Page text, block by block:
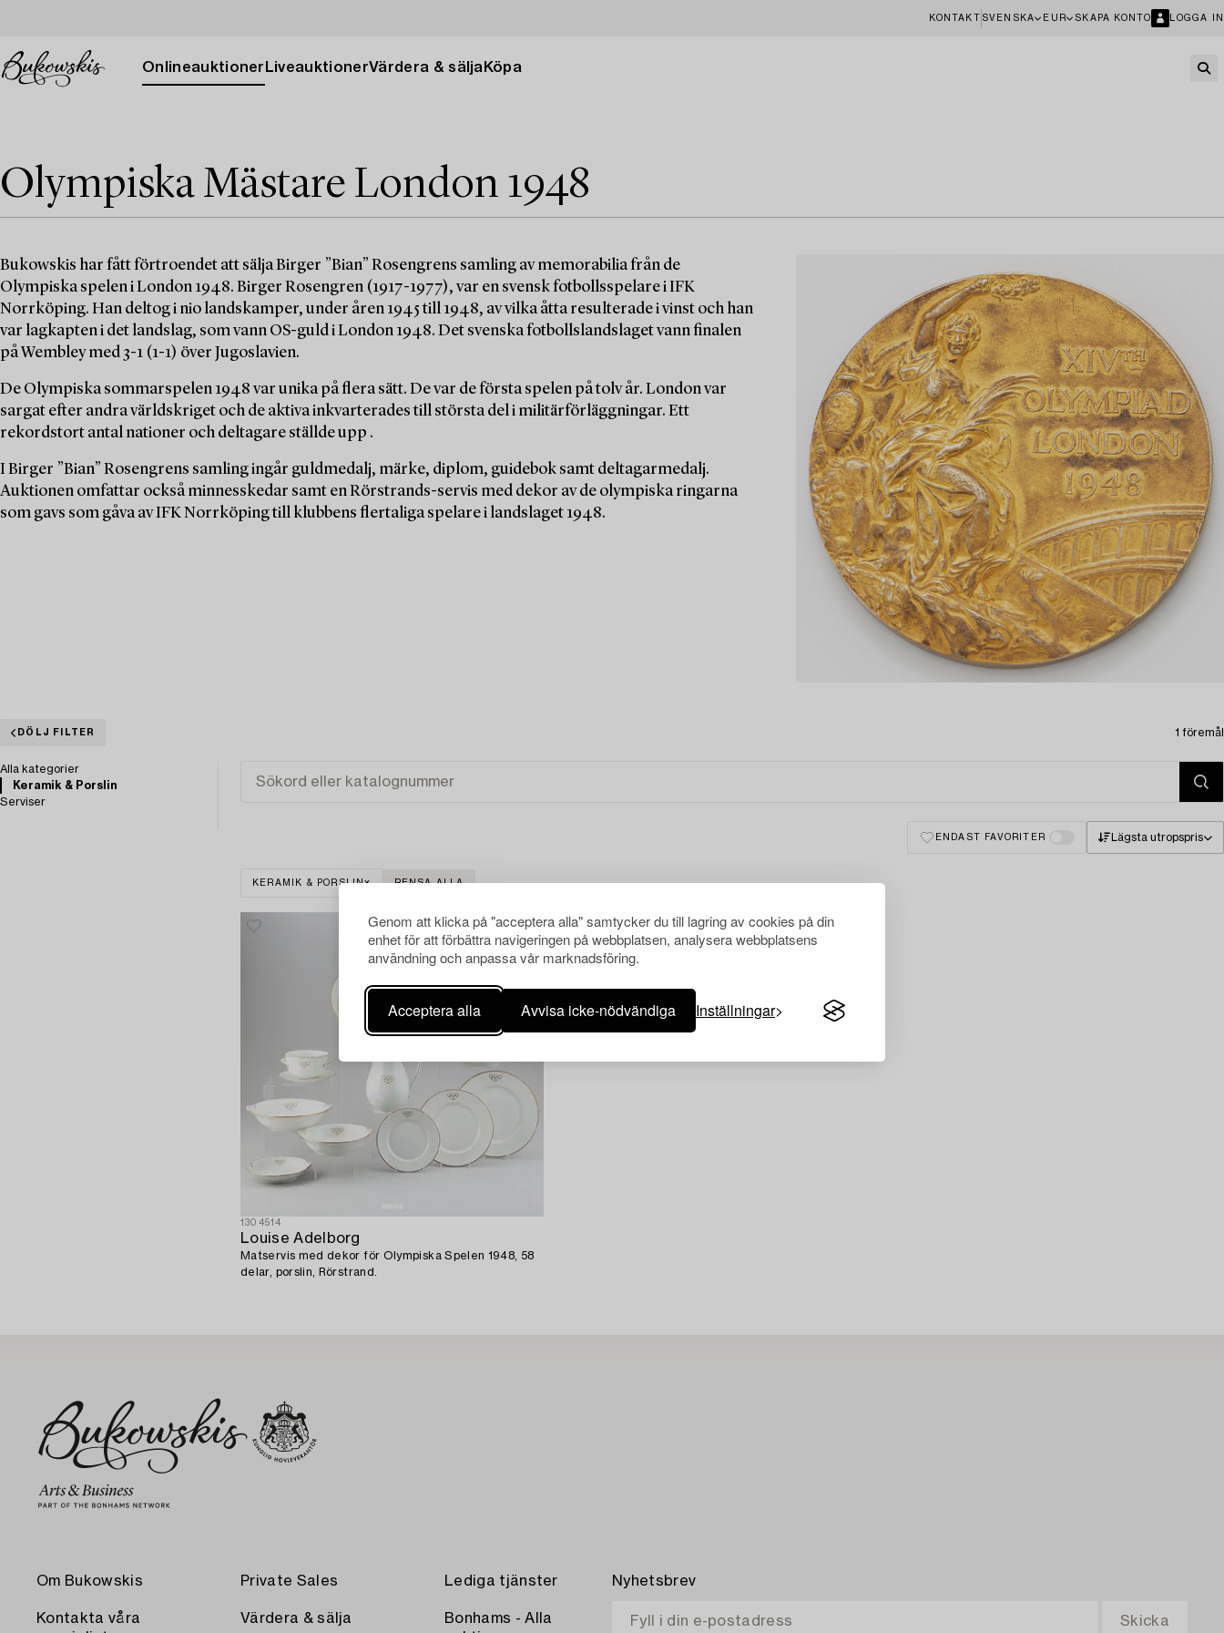
Genom att klicka på "acceptera alla" samtycker du till lagring av cookies på din
enhet för att förbättra navigeringen på webbplatsen, analysera webbplatsens
användning och anpassa vår marknadsföring.
Acceptera alla Avvisa icke-nödvändiga Inställningar
KONTAKT SVENSKA EUR SKAPA KONTO LOGGA IN
Onlineauktioner LiveauktionerVärdera & sälja Köpa
Olympiska Mästare London 1948
Bukowskis har fått förtroendet att sälja Birger ”Bian” Rosengrens samling av memorabilia från de
Olympiska spelen i London 1948. Birger Rosengren (1917-1977), var en svensk fotbollsspelare i IFK
Norrköping. Han deltog i nio landskamper, under åren 1945 till 1948, av vilka åtta resulterade i vinst och han
var lagkapten i det landslag, som vann OS-guld i London 1948. Det svenska fotbollslandslaget vann finalen
på Wembley med 3-1 (1-1) över Jugoslavien.
De Olympiska sommarspelen 1948 var unika på flera sätt. De var de första spelen på tolv år. London var
sargat efter andra världskriget och de aktiva inkvarterades till största del i militärförläggningar. Ett
rekordstort antal nationer och deltagare ställde upp .
I Birger ”Bian” Rosengrens samling ingår guldmedalj, märke, diplom, guidebok samt deltagarmedalj.
Auktionen omfattar också minnesskedar samt en Rörstrands-servis med dekor av de olympiska ringarna
som gavs som gåva av IFK Norrköping till klubbens flertaliga spelare i landslaget 1948.
DÖLJ FILTER 1 föremål
Alla kategorier
Keramik & Porslin
Serviser
ENDAST FAVORITER Lägsta utropspris
KERAMIK & PORSLIN RENSA ALLA
1304514
Louise Adelborg
Matservis med dekor för Olympiska Spelen 1948, 58
delar, porslin, Rörstrand.
Om Bukowskis
Kontakta våra
Private Sales
Värdera & sälja
Lediga tjänster
Bonhams - Alla
Nyhetsbrev